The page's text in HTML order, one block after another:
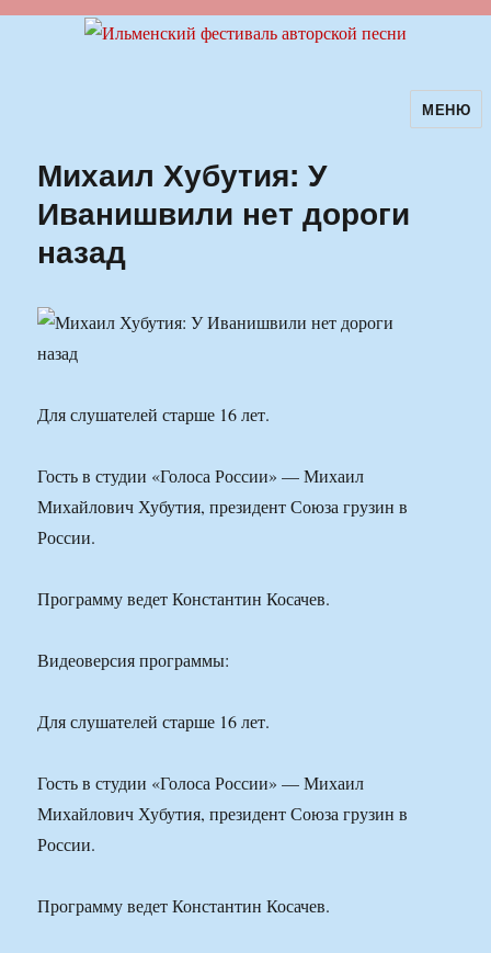
Ильменский фестиваль авторскойМЕНЮ
Михаил Хубутия: У
Иванишвили нет дороги
назад
Для слушателей старше 16 лет.
Гость в студии «Голоса России» — Михаил
Михайлович Хубутия, президент Союза грузин в
России.
Программу ведет Константин Косачев.
Видеоверсия программы:
Для слушателей старше 16 лет.
Гость в студии «Голоса России» — Михаил
Михайлович Хубутия, президент Союза грузин в
России.
Программу ведет Константин Косачев.